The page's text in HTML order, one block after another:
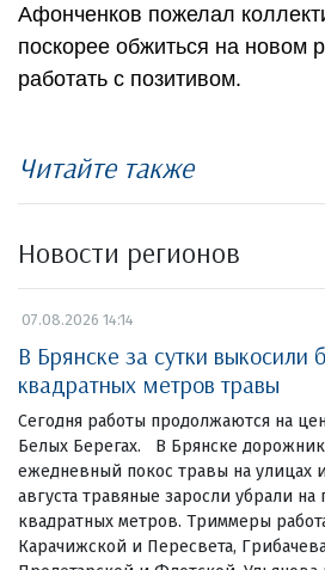
Афонченков пожелал
поскорее обжиться на новом
работать с позитивом.
Читайте также
Новости регионов
07.08.2026 14:14
В Брянске за сутки выкосили
квадратных метров травы
Сегодня работы продолжаются на
Белых Берегах. В Брянске
ежедневный покос травы на улицах
августа травяные заросли убрали на
квадратных метров. Триммеры
Карачижской и Пересвета,